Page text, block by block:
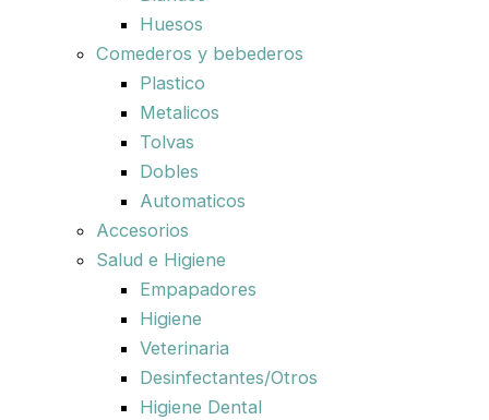
Huesos
Comederos y bebederos
Plastico
Metalicos
Tolvas
Dobles
Automaticos
Accesorios
Salud e Higiene
Empapadores
Higiene
Veterinaria
Desinfectantes/Otros
Higiene Dental